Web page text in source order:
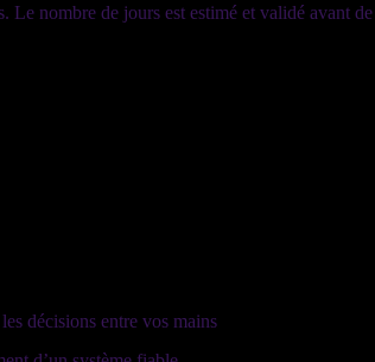
Le nombre de jours est estimé et validé avant
décisions entre vos mains